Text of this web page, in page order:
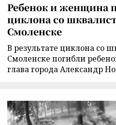
Ребенок и женщина
циклона со
Смоленске
В результате циклона со
Смоленске погибли
глава города Александр